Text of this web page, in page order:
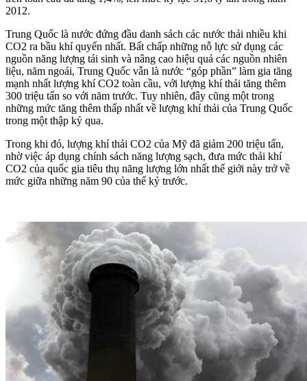
2012.
Trung Quốc là nước đứng đầu danh sách các nước thải nhiều khi
CO2 ra bầu khí quyển nhất. Bất chấp những nỗ lực sử dụng các
nguồn năng lượng tái sinh và nâng cao hiệu quả các nguồn nhiên
liệu, năm ngoái, Trung Quốc vẫn là nước “góp phần” làm gia tăng
mạnh nhất lượng khí CO2 toàn cầu, với lượng khí thải tăng thêm
300 triệu tấn so với năm trước. Tuy nhiên, đây cũng một trong
những mức tăng thêm thấp nhất về lượng khí thải của Trung Quốc
trong một thập kỷ qua.
Trong khi đó, lượng khí thải CO2 của Mỹ đã giảm 200 triệu tấn,
nhờ việc áp dụng chính sách năng lượng sạch, đưa mức thải khí
CO2 của quốc gia tiêu thụ năng lượng lớn nhất thế giới này trở về
mức giữa những năm 90 của thế kỷ trước.